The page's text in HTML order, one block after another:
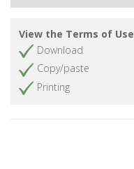
View the Terms of Use
Download
Copy/paste
Printing